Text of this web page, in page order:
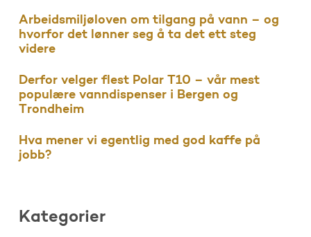
Arbeidsmiljøloven om tilgang på vann – og
hvorfor det lønner seg å ta det ett steg
videre
Derfor velger flest Polar T10 – vår mest
populære vanndispenser i Bergen og
Trondheim
Hva mener vi egentlig med god kaffe på
jobb?
Kategorier